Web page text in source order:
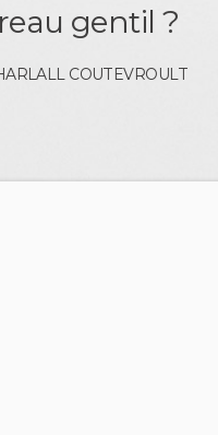
gentil ?
COUTEVROULT